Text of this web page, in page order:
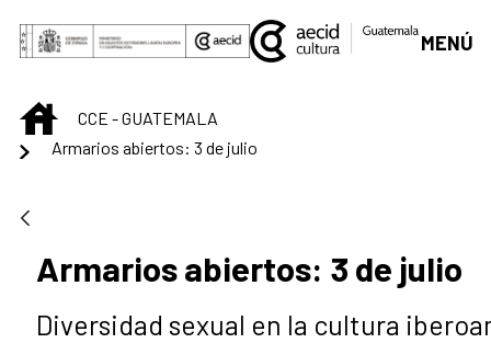
Skip to Main Content
MENÚ
INICIOCCE - GUATEMALA
Armarios abiertos: 3 de julio
Armarios abiertos: 3 de julio
Diversidad sexual en la cultura